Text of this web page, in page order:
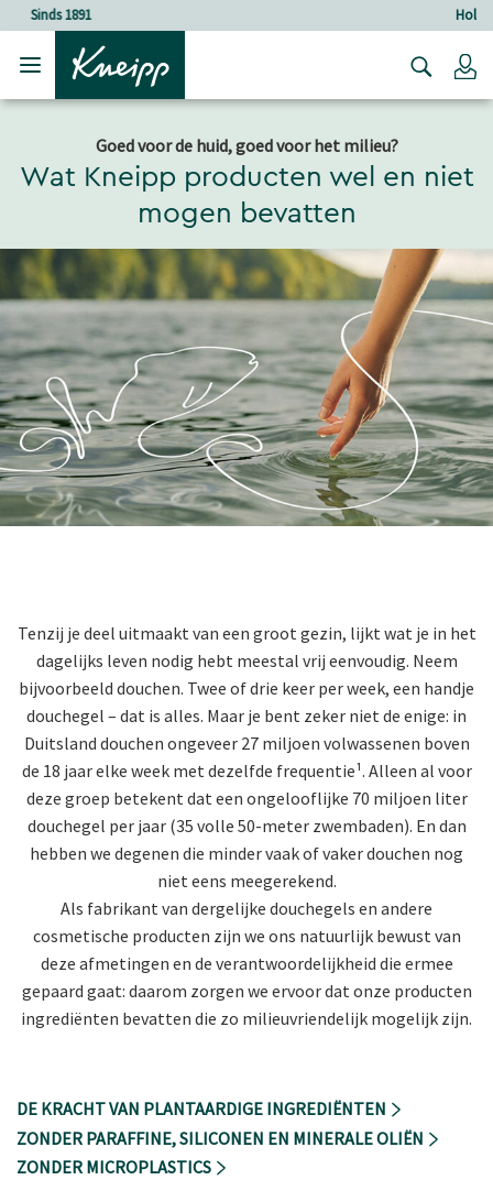
Verder gaan naar hoofdinhoud.
Verder gaan naar de footer
Goed voor de huid, goed voor het milieu?
Wat Kneipp producten wel en niet
mogen bevatten
Tenzij je deel uitmaakt van een groot gezin, lijkt wat je in het
dagelijks leven nodig hebt meestal vrij eenvoudig. Neem
bijvoorbeeld douchen. Twee of drie keer per week, een handje
douchegel – dat is alles. Maar je bent zeker niet de enige: in
Duitsland douchen ongeveer 27 miljoen volwassenen boven
de 18 jaar elke week met dezelfde frequentie¹. Alleen al voor
deze groep betekent dat een ongelooflijke 70 miljoen liter
douchegel per jaar (35 volle 50-meter zwembaden). En dan
hebben we degenen die minder vaak of vaker douchen nog
niet eens meegerekend.
Als fabrikant van dergelijke douchegels en andere
cosmetische producten zijn we ons natuurlijk bewust van
deze afmetingen en de verantwoordelijkheid die ermee
gepaard gaat: daarom zorgen we ervoor dat onze producten
ingrediënten bevatten die zo milieuvriendelijk mogelijk zijn.
DE KRACHT VAN PLANTAARDIGE INGREDIËNTEN
ZONDER PARAFFINE, SILICONEN EN MINERALE OLIËN
ZONDER MICROPLASTICS